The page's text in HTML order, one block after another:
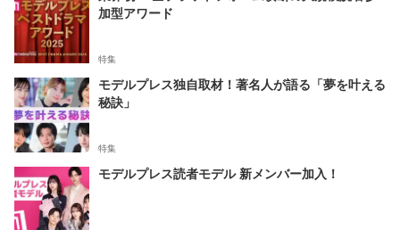
加型アワード
特集
モデルプレス独自取材！著名人が語る「夢を叶える
秘訣」
特集
モデルプレス読者モデル 新メンバー加入！